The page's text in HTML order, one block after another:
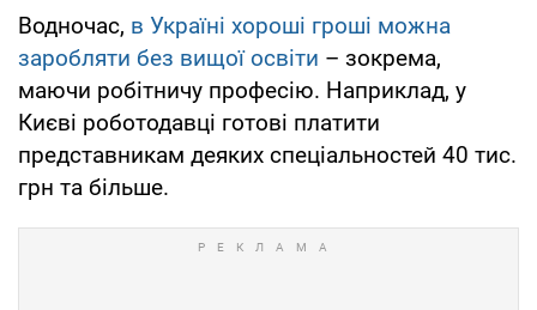
Водночас, в Україні хороші гроші можна
заробляти без вищої освіти – зокрема,
маючи робітничу професію. Наприклад, у
Києві роботодавці готові платити
представникам деяких спеціальностей 40 тис.
грн та більше.